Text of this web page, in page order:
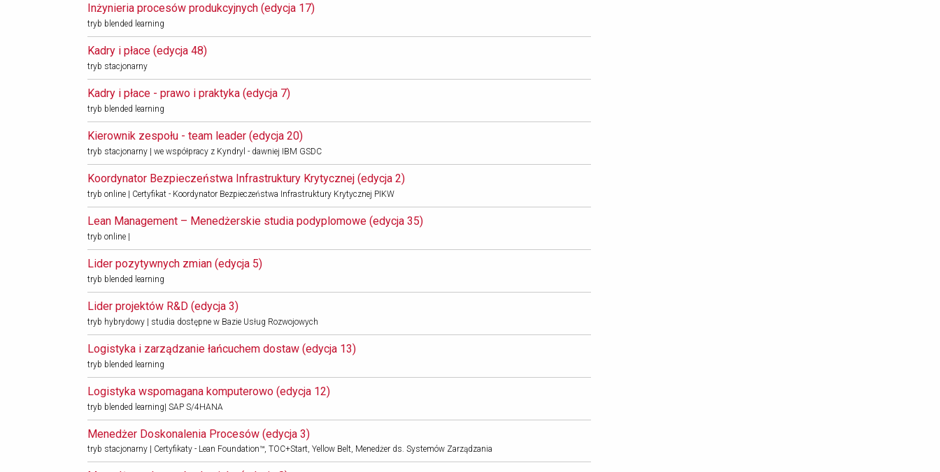
Inżynieria procesów produkcyjnych (edycja 17)
tryb blended learning
Kadry i płace (edycja 48)
tryb stacjonarny
Kadry i płace - prawo i praktyka (edycja 7)
tryb blended learning
Kierownik zespołu - team leader (edycja 20)
tryb stacjonarny | we współpracy z Kyndryl - dawniej IBM GSDC
Koordynator Bezpieczeństwa Infrastruktury Krytycznej (edycja 2)
tryb online | Certyfikat - Koordynator Bezpieczeństwa Infrastruktury Krytycznej PIKW
Lean Management – Menedżerskie studia podyplomowe (edycja 35)
tryb online |
Lider pozytywnych zmian (edycja 5)
tryb blended learning
Lider projektów R&D (edycja 3)
tryb hybrydowy | studia dostępne w Bazie Usług Rozwojowych
Logistyka i zarządzanie łańcuchem dostaw (edycja 13)
tryb blended learning
Logistyka wspomagana komputerowo (edycja 12)
tryb blended learning| SAP S/4HANA
Menedżer Doskonalenia Procesów (edycja 3)
tryb stacjonarny | Certyfikaty - Lean Foundation™, TOC+Start, Yellow Belt, Menedżer ds. Systemów Zarządzania